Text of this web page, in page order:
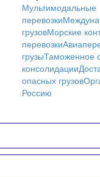
Мультимодальные
перевозки
грузовМорские
перевозки
грузыТаможенное
консолидации
опасных грузов
Россию